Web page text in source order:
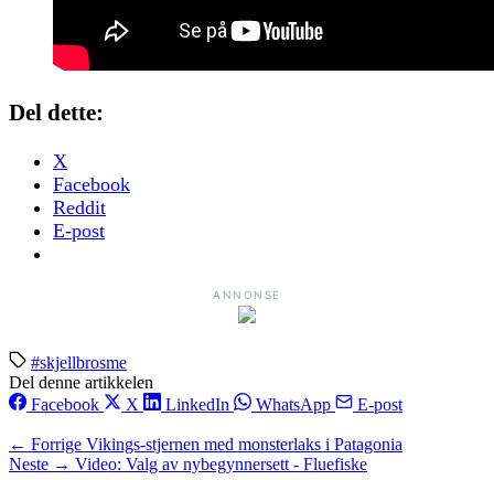
Del dette:
X
Facebook
Reddit
E-post
ANNONSE
#skjellbrosme
Del denne artikkelen
Facebook
X LinkedIn WhatsApp E-post
← Forrige Vikings-stjernen med monsterlaks i Patagonia
Neste → Video: Valg av nybegynnersett - Fluefiske